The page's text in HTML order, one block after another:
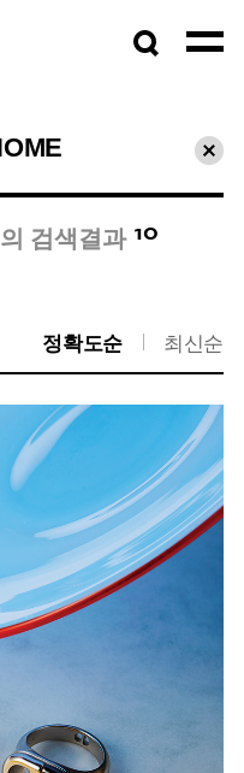
초기
의 검색결과 10
정확도순 최신순